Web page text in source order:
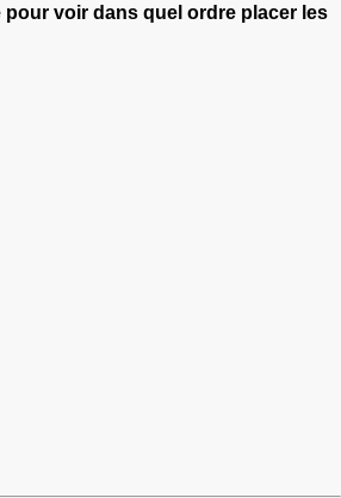
voir dans quel ordre placer les